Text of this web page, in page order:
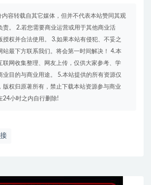
内容转载自其它媒体，但并不代表本站赞同其观
责。 2.若您需要商业运营或用于其他商业活
授权并合法使用。 3.如果本站有侵犯、不妥之
站最下方联系我们。将会第一时间解决！ 4.本
联网收集整理、网友上传，仅供大家参考、学
业目的与商业用途。 5.本站提供的所有资源仅
版权归原著所有，禁止下载本站资源参与商业
24小时之内自行删除!